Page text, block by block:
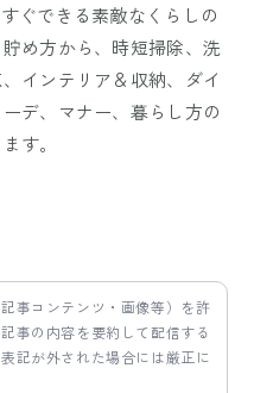
ぐできる素敵なくらしの
め方から、時短掃除、洗
インテリア＆収納、ダイ
デ、マナー、暮らし方の
す。
事コンテンツ・画像等）を許
事の内容を要約して配信する
記が外された場合には厳正に